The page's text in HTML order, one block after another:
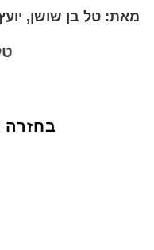
מאת: טל בן שושן,